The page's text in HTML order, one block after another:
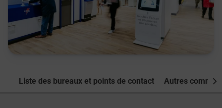
Liste des bureaux et points de contact Autres